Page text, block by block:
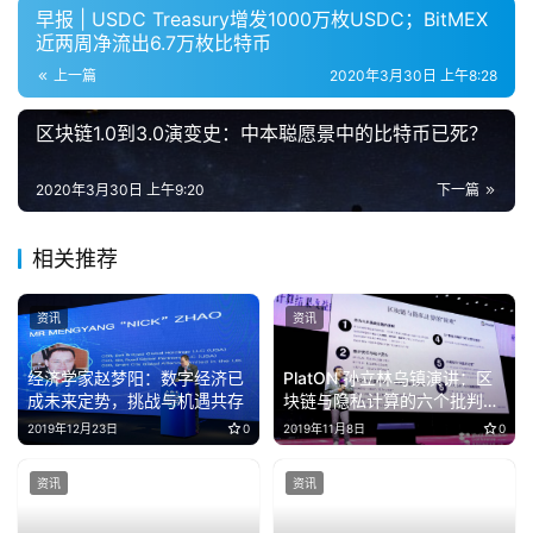
早报 | USDC Treasury增发1000万枚USDC；BitMEX
近两周净流出6.7万枚比特币
上一篇 2020年3月30日 上午8:28
区块链1.0到3.0演变史：中本聪愿景中的比特币已死？
下一篇
2020年3月30日 上午9:20
相关推荐
经济学家赵梦阳：数字经济已
成未来定势，挑战与机遇共存
2019年12月23日 0
资讯
PlatON 孙立林乌镇演讲：区
块链与隐私计算的六个批判性
思考
2019年11月8日 0
资讯
资讯 资讯